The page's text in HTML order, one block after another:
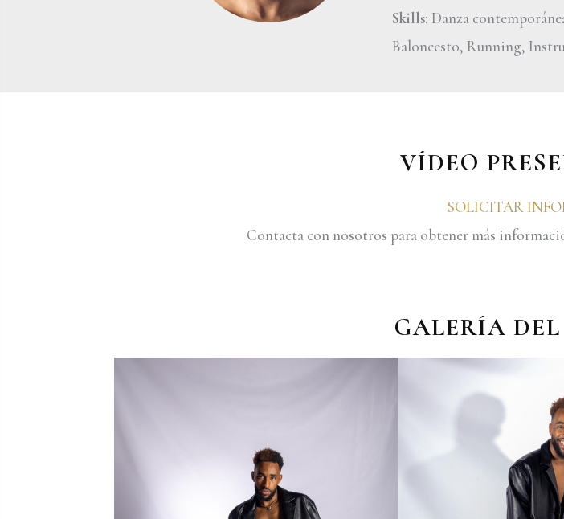
Skills: Danza
Baloncesto, Running,
VÍDEO
SOLICITAR
Contacta con nosotros para obtener más
GALERÍA